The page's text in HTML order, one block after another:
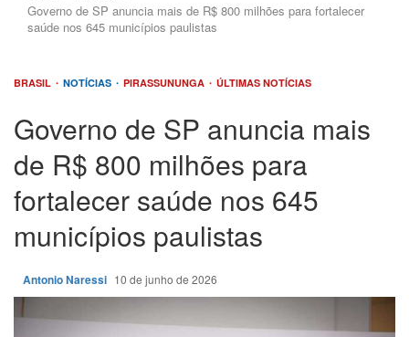
Governo de SP anuncia mais de R$ 800 milhões para fortalecer
saúde nos 645 municípios paulistas
BRASIL NOTÍCIAS PIRASSUNUNGA ÚLTIMAS NOTÍCIAS
Governo de SP anuncia mais
de R$ 800 milhões para
fortalecer saúde nos 645
municípios paulistas
Antonio Naressi 10 de junho de 2026